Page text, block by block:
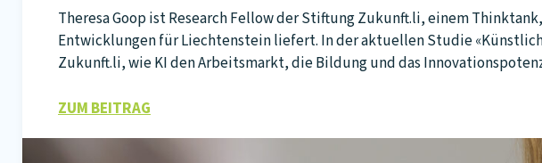
Theresa Goop ist Research Fellow der Stiftung Zukunft.li, einem
Entwicklungen für Liechtenstein liefert. In der aktuellen Studie
Zukunft.li, wie KI den Arbeitsmarkt, die Bildung und das
ZUM BEITRAG